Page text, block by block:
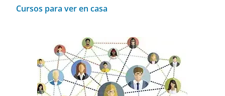
Cursos para ver en casa